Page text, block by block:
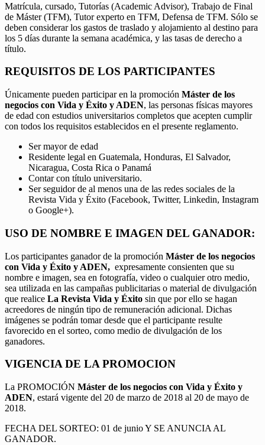
Matrícula, cursado, Tutorías (Academic Advisor), Trabajo de Final
de Máster (TFM), Tutor experto en TFM, Defensa de TFM. Sólo se
deben considerar los gastos de traslado y alojamiento al destino para
los 5 días durante la semana académica, y las tasas de derecho a
título.
REQUISITOS DE LOS PARTICIPANTES
Únicamente pueden participar en la promoción Máster de los
negocios con Vida y Éxito y ADEN, las personas físicas mayores
de edad con estudios universitarios completos que acepten cumplir
con todos los requisitos establecidos en el presente reglamento.
Ser mayor de edad
Residente legal en Guatemala, Honduras, El Salvador,
Nicaragua, Costa Rica o Panamá
Contar con título universitario.
Ser seguidor de al menos una de las redes sociales de la
Revista Vida y Éxito (Facebook, Twitter, Linkedin, Instagram
o Google+).
USO DE NOMBRE E IMAGEN DEL GANADOR:
Los participantes ganador de la promoción Máster de los negocios
con Vida y Éxito y ADEN, expresamente consienten que su
nombre e imagen, sea en fotografía, video o cualquier otro medio,
sea utilizada en las campañas publicitarias o material de divulgación
que realice La Revista Vida y Éxito sin que por ello se hagan
acreedores de ningún tipo de remuneración adicional. Dichas
imágenes se podrán tomar desde que el participante resulte
favorecido en el sorteo, como medio de divulgación de los
ganadores.
VIGENCIA DE LA PROMOCION
La PROMOCIÓN Máster de los negocios con Vida y Éxito y
ADEN, estará vigente del 20 de marzo de 2018 al 20 de mayo de
2018.
FECHA DEL SORTEO: 01 de junio Y SE ANUNCIA AL
GANADOR.